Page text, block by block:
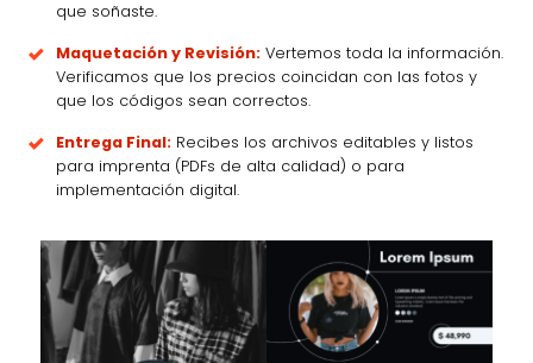
que soñaste.
Maquetación y Revisión:Vertemos toda la información.
Verificamos que los precios coincidan con las fotos y
que los códigos sean correctos.
Entrega Final:Recibes los archivos editables y listos
para imprenta (PDFs de alta calidad) o para
implementación digital.